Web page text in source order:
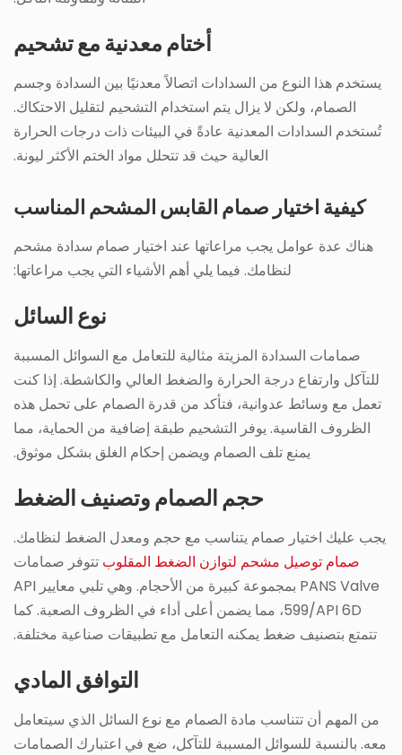
أختام معدنية مع تشحيم
يستخدم هذا النوع من السدادات اتصالاً معدنيًا بين السدادة وجسم
الصمام، ولكن لا يزال يتم استخدام التشحيم لتقليل الاحتكاك.
تُستخدم السدادات المعدنية عادةً في البيئات ذات درجات الحرارة
العالية حيث قد تتحلل مواد الختم الأكثر ليونة.
كيفية اختيار صمام القابس المشحم المناسب
هناك عدة عوامل يجب مراعاتها عند اختيار صمام سدادة مشحم
لنظامك. فيما يلي أهم الأشياء التي يجب مراعاتها:
نوع السائل
صمامات السدادة المزيتة مثالية للتعامل مع السوائل المسببة
للتآكل وارتفاع درجة الحرارة والضغط العالي والكاشطة. إذا كنت
تعمل مع وسائط عدوانية، فتأكد من قدرة الصمام على تحمل هذه
الظروف القاسية. يوفر التشحيم طبقة إضافية من الحماية، مما
يمنع تلف الصمام ويضمن إحكام الغلق بشكل موثوق.
حجم الصمام وتصنيف الضغط
يجب عليك اختيار صمام يتناسب مع حجم ومعدل الضغط لنظامك.
صمام توصيل مشحم لتوازن الضغط المقلوب تتوفر صمامات
PANS Valve بمجموعة كبيرة من الأحجام. وهي تلبي معايير API
599/API 6D، مما يضمن أعلى أداء في الظروف الصعبة. كما
تتمتع بتصنيف ضغط يمكنه التعامل مع تطبيقات صناعية مختلفة.
التوافق المادي
من المهم أن تتناسب مادة الصمام مع نوع السائل الذي سيتعامل
معه. بالنسبة للسوائل المسببة للتآكل، ضع في اعتبارك الصمامات